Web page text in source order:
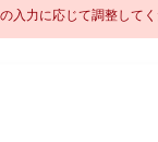
入力に応じて調整してく